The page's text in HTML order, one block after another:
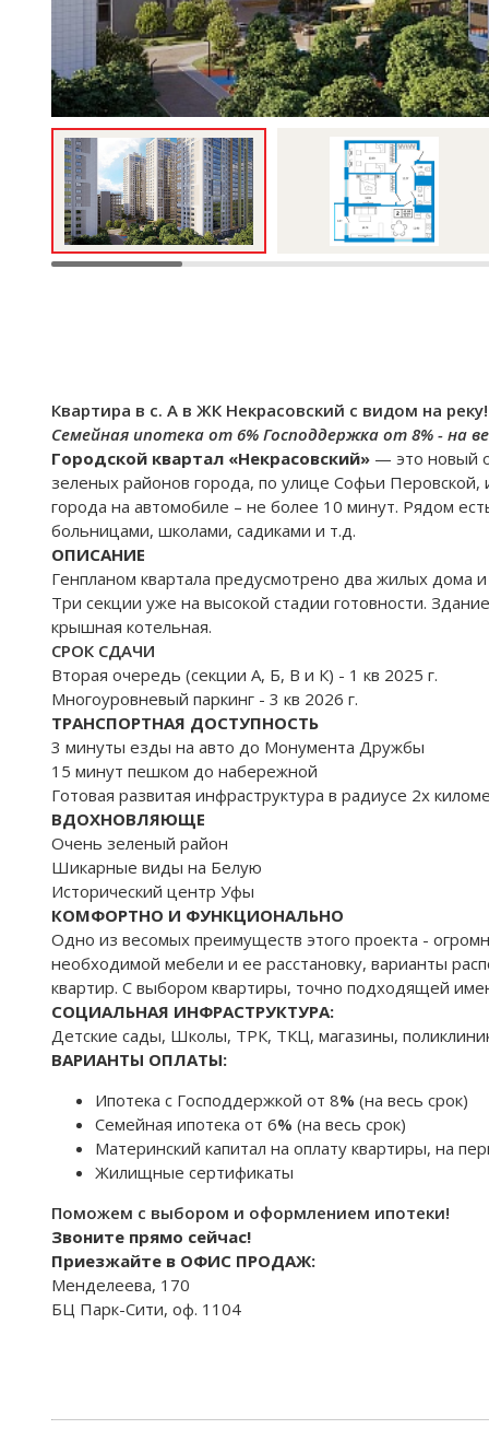
Квартира в с. А в ЖК Некрасовский с видом на реку!
Семейная ипотека от 6% Господдержка от 8% - на
Городской квартал «Некрасовский» — это новый
зеленых районов города, по улице Софьи
города на автомобиле – не более 10 минут. Рядом
больницами, школами, садиками и т.д.
ОПИСАНИЕ
Генпланом квартала предусмотрено два жилых дома
Три секции уже на высокой стадии готовности.
крышная котельная.
СРОК СДАЧИ
Вторая очередь (секции А, Б, В и К) - 1 кв 2025 г.
Многоуровневый паркинг - 3 кв 2026 г.
ТРАНСПОРТНАЯ ДОСТУПНОСТЬ
3 минуты езды на авто до Монумента Дружбы
15 минут пешком до набережной
Готовая развитая инфраструктура в радиусе 2х
ВДОХНОВЛЯЮЩЕ
Очень зеленый район
Шикарные виды на Белую
Исторический центр Уфы
КОМФОРТНО И ФУНКЦИОНАЛЬНО
Одно из весомых преимуществ этого проекта -
необходимой мебели и ее расстановку, варианты
квартир. С выбором квартиры, точно подходящей
CОЦИАЛЬНАЯ ИНФРАСТРУКТУРА:
Детские сады, Школы, ТРК, ТКЦ, магазины,
ВАРИАНТЫ ОПЛАТЫ:
Ипотека с Господдержкой от 8% (на весь срок)
Семейная ипотека от 6% (на весь срок)
Материнский капитал на оплату квартиры, на
Жилищные сертификаты
Поможем с выбором и оформлением ипотеки!
Звоните прямо сейчас!
Приезжайте в ОФИС ПРОДАЖ:
Менделеева, 170
БЦ Парк-Сити, оф. 1104